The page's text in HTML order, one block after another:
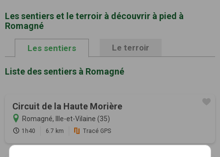
Les sentiers et le terroir à découvrir à pied à
Romagné
Les sentiers Le terroir
Liste des sentiers à Romagné
Circuit de la Haute Morière
Romagné, Ille-et-Vilaine (35)
1h40 6.7 km Tracé GPS